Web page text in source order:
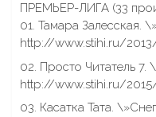
ПРЕМЬЕР-ЛИГА (33
01. Тамара Залесская.
http://www.stihi.ru/
02. Просто Читатель 7.
http://www.stihi.ru/
03. Касатка Тата.